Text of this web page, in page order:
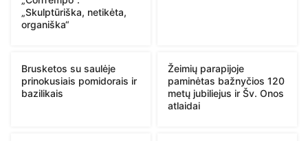
„Skulptūriška, netikėta,
organiška“
Brusketos su saulėje
prinokusiais pomidorais ir
bazilikais
Žeimių parapijoje
paminėtas bažnyčios 120
metų jubiliejus ir Šv. Onos
atlaidai